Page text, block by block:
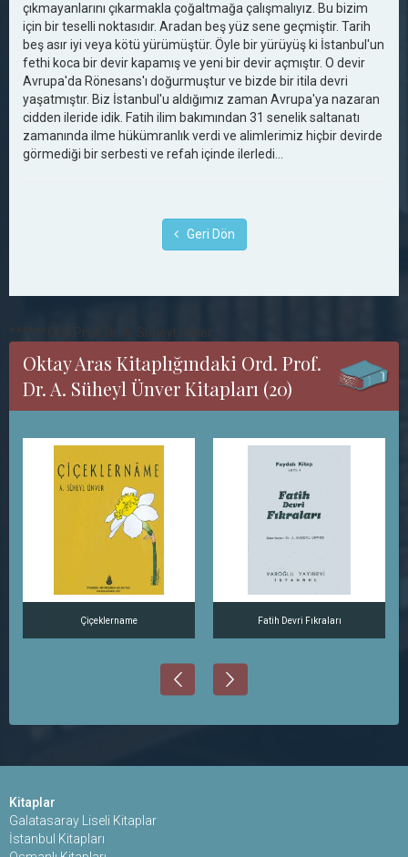
çıkmayanlarını çıkarmakla çoğaltmağa çalışmalıyız. Bu bizim
için bir teselli noktasıdır. Aradan beş yüz sene geçmiştir. Tarih
beş asır iyi veya kötü yürümüştür. Öyle bir yürüyüş ki İstanbul'un
fethi koca bir devir kapamış ve yeni bir devir açmıştır. O devir
Avrupa'da Rönesans'ı doğurmuştur ve bizde bir itila devri
yaşatmıştır. Biz İstanbul'u aldığımız zaman Avrupa'ya nazaran
cidden ileride idik. Fatih ilim bakımından 31 senelik saltanatı
zamanında ilme hükümranlık verdi ve alimlerimiz hiçbir devirde
görmediği bir serbesti ve refah içinde ilerledi...
Geri Dön
******Ord. Prof. Dr. A. Süheyl Ünver
Oktay Aras Kitaplığındaki Ord. Prof.
Dr. A. Süheyl Ünver Kitapları (20)
Çiçeklername Fatih Devri Fıkraları
Kitaplar
Galatasaray Liseli Kitaplar
İstanbul Kitapları